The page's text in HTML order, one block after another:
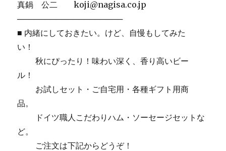
真鍋 公二 koji@nagisa.co.jp
───────────────────
■ 内緒にしておきたい。けど、自慢もしてみた
い！
秋にぴったり！味わい深く、香り高いビー
ル！
お試しセット・ご自宅用・各種ギフト用商
品。
ドイツ職人こだわりハム・ソーセージセットな
ど。
ご注文は下記からどうぞ！